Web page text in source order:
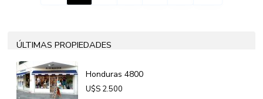
ÚLTIMAS PROPIEDADES
Honduras 4800
U$S 2.500